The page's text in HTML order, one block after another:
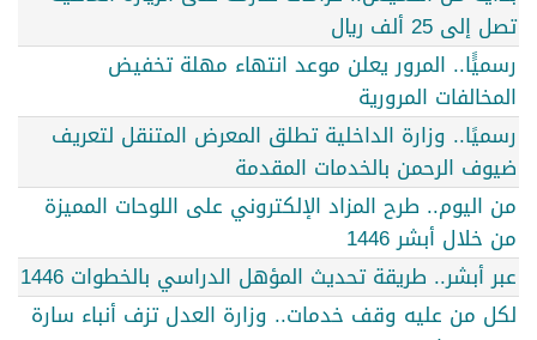
تصل إلى 25 ألف ريال
رسميًًا.. المرور يعلن موعد انتهاء مهلة تخفيض
المخالفات المرورية
رسميًا.. وزارة الداخلية تطلق المعرض المتنقل لتعريف
ضيوف الرحمن بالخدمات المقدمة
من اليوم.. طرح المزاد الإلكتروني على اللوحات المميزة
من خلال أبشر 1446
عبر أبشر.. طريقة تحديث المؤهل الدراسي بالخطوات 1446
لكل من عليه وقف خدمات.. وزارة العدل تزف أنباء سارة